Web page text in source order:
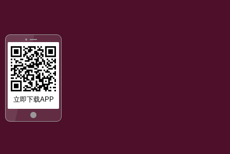
立即下载APP